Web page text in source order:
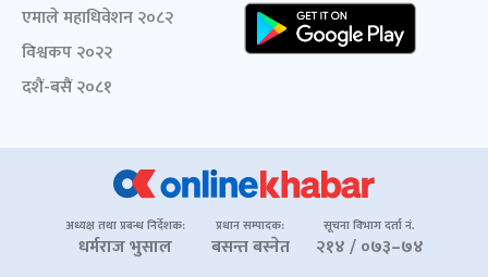
एमाले महाधिवेशन २०८२
विश्वकप २०२२
दशैं-बसैं २०८१
अध्यक्ष तथा प्रबन्ध निर्देशक:
धर्मराज भुसाल
प्रधान सम्पादक:
बसन्त बस्नेत
सूचना विभाग दर्ता नं.
२१४ / ०७३–७४